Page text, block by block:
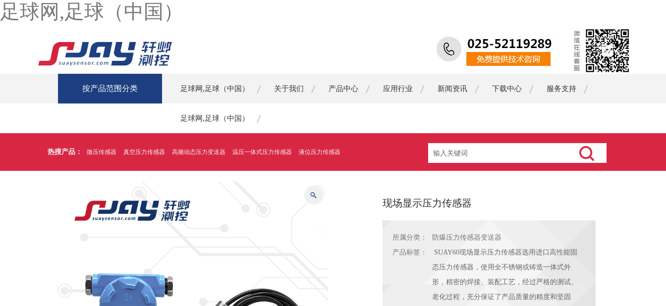
足球网,足球（中国）
按产品范围分类 足球网,足球（中国） 关于我们 产品中心 应用行业 新闻资讯 下载中心 服务支持
足球网,足球（中国）
热搜产品： 微压传感器 真空压力传感器 高频动态压力变送器 温压一体式压力传感器 液位压力传感器
现场显示压力传感器
所属分类：
防爆压力传感器变送器
产品标签：
SUAY60现场显示压力传感器选用进口高性能固
态压力传感器，使用全不锈钢或铸造一体式外
形，精密的焊接、装配工艺，经过严格的测试、
老化过程，充分保证了产品质量的精度和坚固